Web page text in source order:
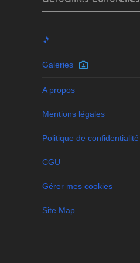
🎵
Galeries
A propos
Mentions légales
Politique de confidentialité
CGU
Gérer mes cookies
Site Map